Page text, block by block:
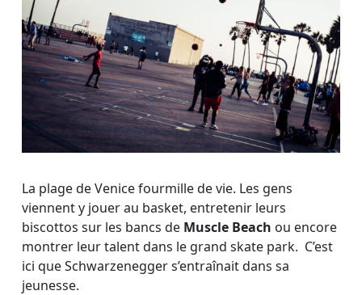
La plage de Venice fourmille de vie. Les gens
viennent y jouer au basket, entretenir leurs
biscottos sur les bancs de Muscle Beach ou encore
montrer leur talent dans le grand skate park. C’est
ici que Schwarzenegger s’entraînait dans sa
jeunesse.